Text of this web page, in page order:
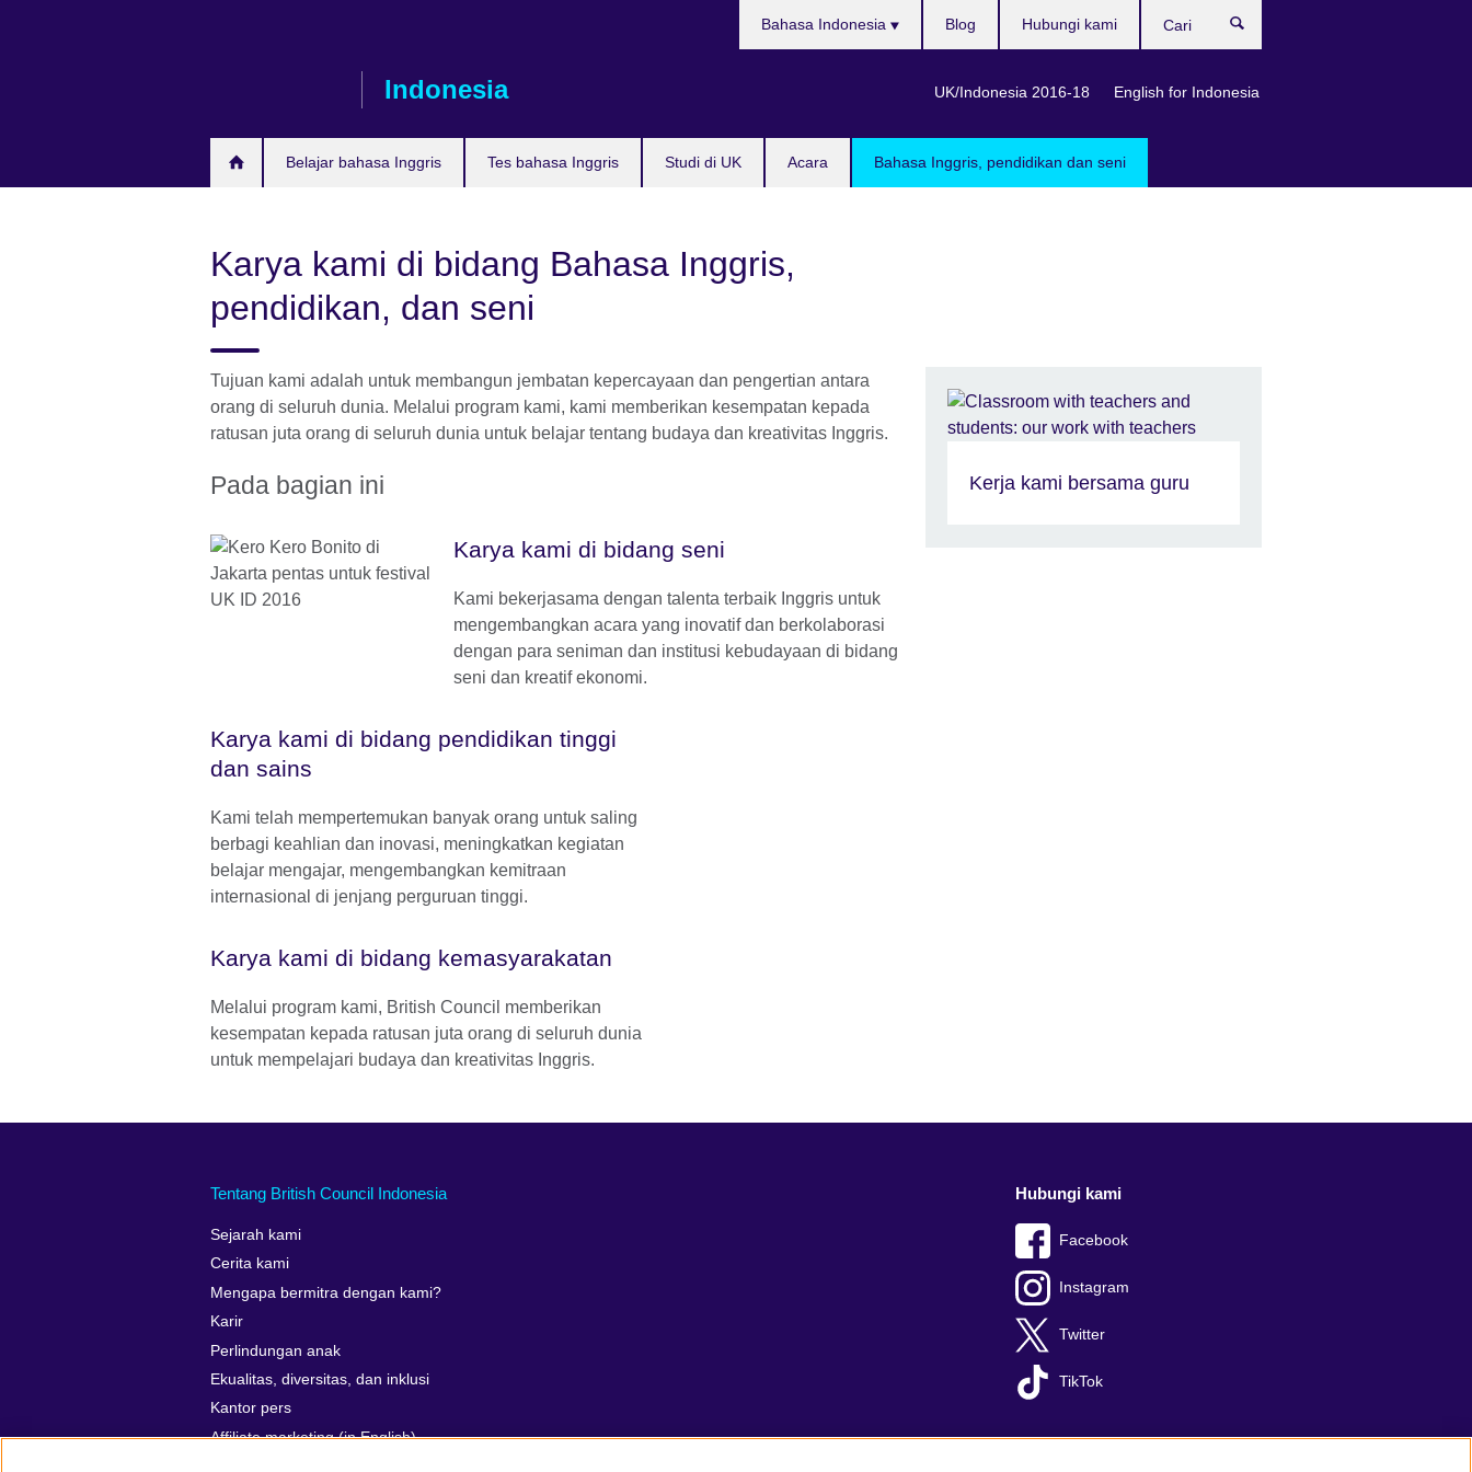
Indonesia
Belajar bahasa Inggris Tes bahasa Inggris Studi di UK Acara Bahasa Inggris, pendidikan dan seni
Bahasa Indonesia
UK/Indonesia 2016-18 English for Indonesia
Blog Hubungi kami
Karya kami di bidang Bahasa Inggris,
pendidikan, dan seni
Tujuan kami adalah untuk membangun jembatan kepercayaan dan pengertian antara
orang di seluruh dunia. Melalui program kami, kami memberikan kesempatan kepada
ratusan juta orang di seluruh dunia untuk belajar tentang budaya dan kreativitas Inggris.
Pada bagian ini
Karya kami di bidang seni
Kami bekerjasama dengan talenta terbaik Inggris untuk
mengembangkan acara yang inovatif dan berkolaborasi
dengan para seniman dan institusi kebudayaan di bidang
seni dan kreatif ekonomi.
Karya kami di bidang pendidikan tinggi
dan sains
Kami telah mempertemukan banyak orang untuk saling
berbagi keahlian dan inovasi, meningkatkan kegiatan
belajar mengajar, mengembangkan kemitraan
internasional di jenjang perguruan tinggi.
Karya kami di bidang kemasyarakatan
Melalui program kami, British Council memberikan
kesempatan kepada ratusan juta orang di seluruh dunia
untuk mempelajari budaya dan kreativitas Inggris.
Kerja kami bersama guru
Tentang British Council Indonesia
Sejarah kami
Cerita kami
Mengapa bermitra dengan kami?
Karir
Perlindungan anak
Ekualitas, diversitas, dan inklusi
Kantor pers
Affiliate marketing (in English)
Hubungi kami
Facebook
Instagram
Twitter
TikTok